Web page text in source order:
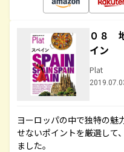
０８
イン
Plat
ヨーロッパの中で独特の魅
せないポイントを厳選して
ました。